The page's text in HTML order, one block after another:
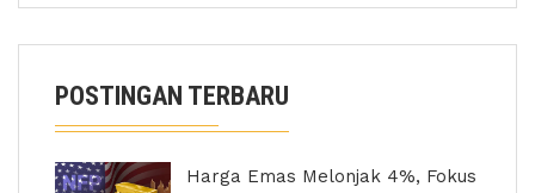
POSTINGAN TERBARU
Harga Emas Melonjak 4%, Fokus